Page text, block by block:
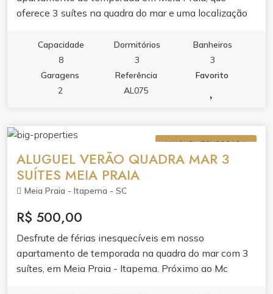
oferece 3 suítes na quadra do mar e uma localização
comércios locais.
Capacidade
8
Dormitórios
3
Banheiros
3
Garagens
2
Referência
AL075
Favorito
ALUGUEL (TEMPORADA)
ALUGUEL VERÃO QUADRA MAR 3
SUÍTES MEIA PRAIA
Meia Praia - Itapema - SC
R$ 500,00
Desfrute de férias inesquecíveis em nosso
apartamento de temporada na quadra do mar com 3
suítes, em Meia Praia - Itapema. Próximo ao Mc